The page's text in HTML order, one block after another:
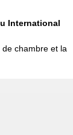
International
chambre et la